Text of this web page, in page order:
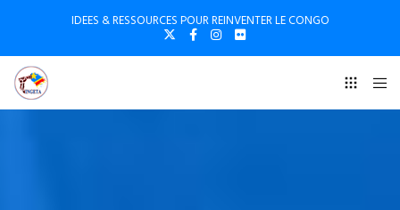
IDEES & RESSOURCES POUR REINVENTER LE CONGO